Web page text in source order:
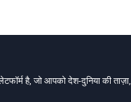
है, जो आपको देश-दुनिया की ताज़ा,